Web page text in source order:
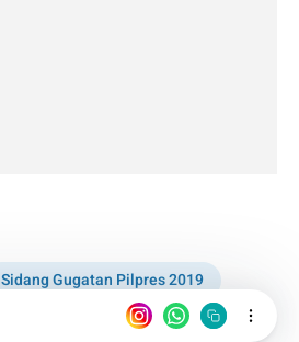
Sidang Gugatan Pilpres 2019